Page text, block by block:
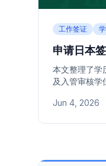
工作签证
申请日本
本文整理了学
及入管审核学
验获批的案例。
Jun 4, 2026